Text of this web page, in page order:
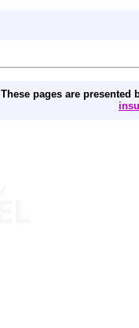
These pages are presented